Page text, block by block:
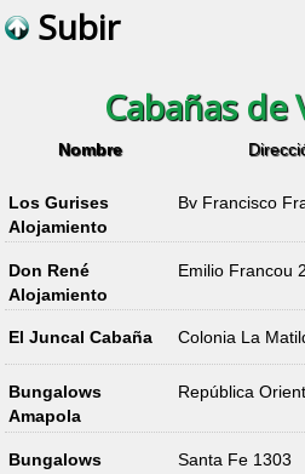
Subir
Cabañas de
Nombre
Los Gurises
Alojamiento
Bv Francisco
Don René
Alojamiento
Emilio Francou
El Juncal Cabaña Colonia La
Bungalows
Amapola
República
Bungalows
Santa Fe 1303